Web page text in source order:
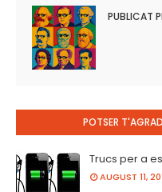
PUBLICAT
POTSER
Trucs per a
AUGUST 11,